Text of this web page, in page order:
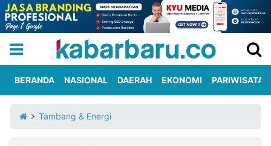
Iklan
Berita
Kami
BERANDA NASIONAL DAERAH EKONOMI PARIWISATA
Tambang & Energi